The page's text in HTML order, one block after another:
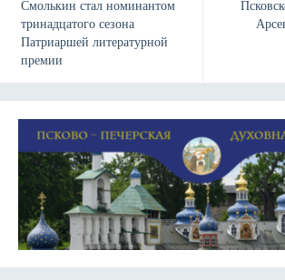
Смолькин стал номинантом
тринадцатого сезона
Патриаршей литературной
премии